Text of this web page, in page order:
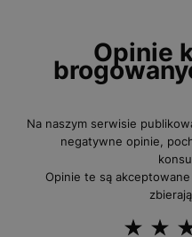
Opinie
Na naszym serwisie
negatywne opinie,
Opinie te są